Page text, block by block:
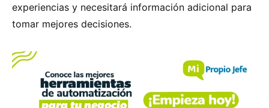
experiencias y necesitará información adicional para
tomar mejores decisiones.